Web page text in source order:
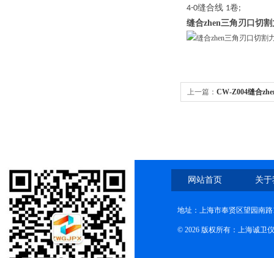
4-0缝合线 1卷;
缝合zhen三角刃口切
上一篇： CW-Z004缝合
网站首页 关
地址：上海市奉贤区望园南路
© 2026 版权所有：上海诚卫